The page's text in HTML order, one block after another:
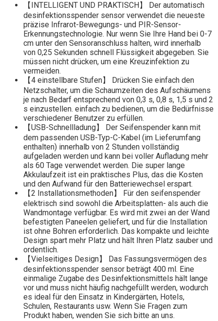
【INTELLIGENT UND PRAKTISCH】 Der automatisch
desinfektionsspender sensor verwendet die neueste
präzise Infrarot-Bewegungs- und PIR-Sensor-
Erkennungstechnologie. Nur wenn Sie Ihre Hand bei 0-7
cm unter den Sensoranschluss halten, wird innerhalb
von 0,25 Sekunden schnell Flüssigkeit abgegeben. Sie
müssen nicht drücken, um eine Kreuzinfektion zu
vermeiden.
【4 einstellbare Stufen】 Drücken Sie einfach den
Netzschalter, um die Schaumzeiten des Aufschäumens
je nach Bedarf entsprechend von 0,3 s, 0,8 s, 1,5 s und 2
s einzustellen. einfach zu bedienen, um die Bedürfnisse
verschiedener Benutzer zu erfüllen.
【USB-Schnellladung】 Der Seifenspender kann mit
dem passenden USB-Typ-C-Kabel (im Lieferumfang
enthalten) innerhalb von 2 Stunden vollständig
aufgeladen werden und kann bei voller Aufladung mehr
als 60 Tage verwendet werden. Die super lange
Akkulaufzeit ist ein praktisches Plus, das die Kosten
und den Aufwand für den Batteriewechsel erspart.
【2 Installationsmethoden】 Für den seifenspender
elektrisch sind sowohl die Arbeitsplatten- als auch die
Wandmontage verfügbar. Es wird mit zwei an der Wand
befestigten Paneelen geliefert, und für die Installation
ist ohne Bohren erforderlich. Das kompakte und leichte
Design spart mehr Platz und hält Ihren Platz sauber und
ordentlich.
【Vielseitiges Design】 Das Fassungsvermögen des
desinfektionsspender sensor beträgt 400 ml. Eine
einmalige Zugabe des Desinfektionsmittels hält lange
vor und muss nicht häufig nachgefüllt werden, wodurch
es ideal für den Einsatz in Kindergärten, Hotels,
Schulen, Restaurants usw. Wenn Sie Fragen zum
Produkt haben, wenden Sie sich bitte an uns.